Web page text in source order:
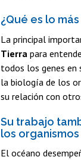
¿Qué es lo
La principal
Tierra para
todos los genes en
la biología de los
su relación con
Su trabajo
los
El océano